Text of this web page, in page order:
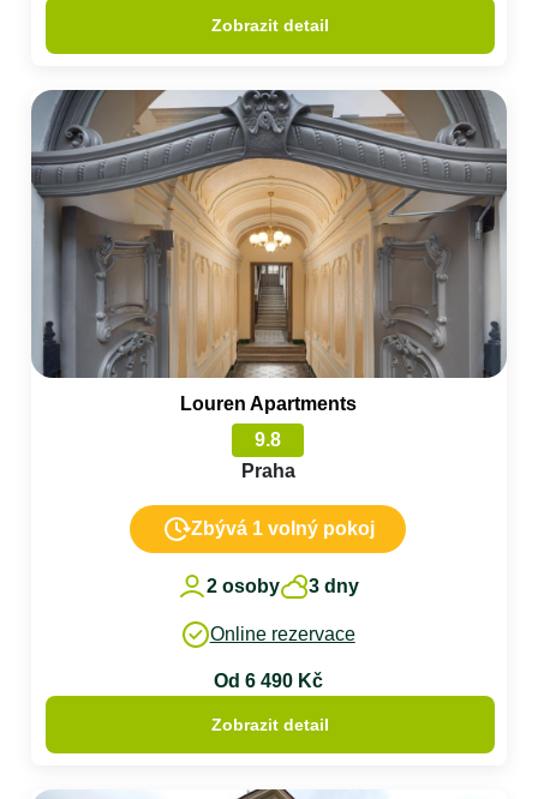
Zobrazit detail
Louren Apartments
9.8
Praha
Zbývá 1 volný pokoj
2 osoby 3 dny
Online rezervace
Od 6 490 Kč
Zobrazit detail